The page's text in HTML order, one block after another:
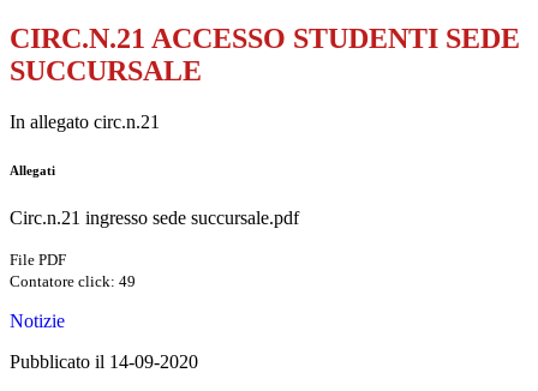
CIRC.N.21 ACCESSO STUDENTI SEDE
SUCCURSALE
In allegato circ.n.21
Allegati
Circ.n.21 ingresso sede succursale.pdf
File PDF
Contatore click: 49
Notizie
Pubblicato il 14-09-2020